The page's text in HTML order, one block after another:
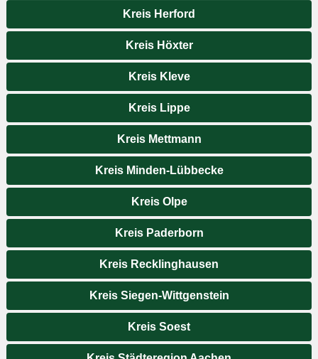
Kreis Herford
Kreis Höxter
Kreis Kleve
Kreis Lippe
Kreis Mettmann
Kreis Minden-Lübbecke
Kreis Olpe
Kreis Paderborn
Kreis Recklinghausen
Kreis Siegen-Wittgenstein
Kreis Soest